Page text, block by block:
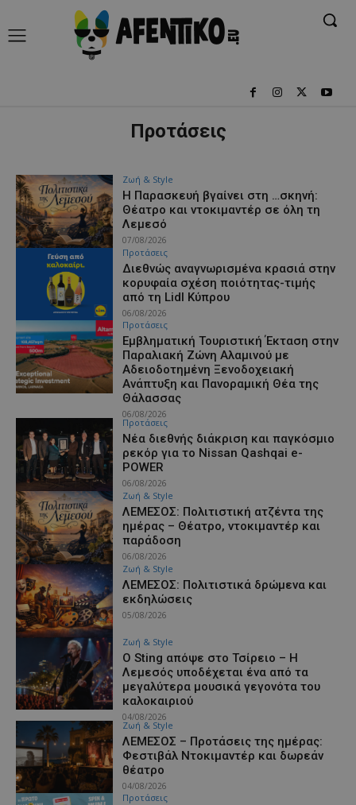
Προτάσεις
Ζωή & Style
Η Παρασκευή βγαίνει στη …σκηνή:
Θέατρο και ντοκιμαντέρ σε όλη τη
Λεμεσό
07/08/2026
Προτάσεις
Διεθνώς αναγνωρισμένα κρασιά στην
κορυφαία σχέση ποιότητας-τιμής
από τη Lidl Κύπρου
06/08/2026
Προτάσεις
Εμβληματική Τουριστική Έκταση στην
Παραλιακή Ζώνη Αλαμινού με
Αδειοδοτημένη Ξενοδοχειακή
Ανάπτυξη και Πανοραμική Θέα της
Θάλασσας
06/08/2026
Προτάσεις
Νέα διεθνής διάκριση και παγκόσμιο
ρεκόρ για το Nissan Qashqai e-
POWER
06/08/2026
Ζωή & Style
ΛΕΜΕΣΟΣ: Πολιτιστική ατζέντα της
ημέρας – Θέατρο, ντοκιμαντέρ και
παράδοση
06/08/2026
Ζωή & Style
ΛΕΜΕΣΟΣ: Πολιτιστικά δρώμενα και
εκδηλώσεις
05/08/2026
Ζωή & Style
Ο Sting απόψε στο Τσίρειο – Η
Λεμεσός υποδέχεται ένα από τα
μεγαλύτερα μουσικά γεγονότα του
καλοκαιριού
04/08/2026
Ζωή & Style
ΛΕΜΕΣΟΣ – Προτάσεις της ημέρας:
Φεστιβάλ Ντοκιμαντέρ και δωρεάν
θέατρο
04/08/2026
Προτάσεις